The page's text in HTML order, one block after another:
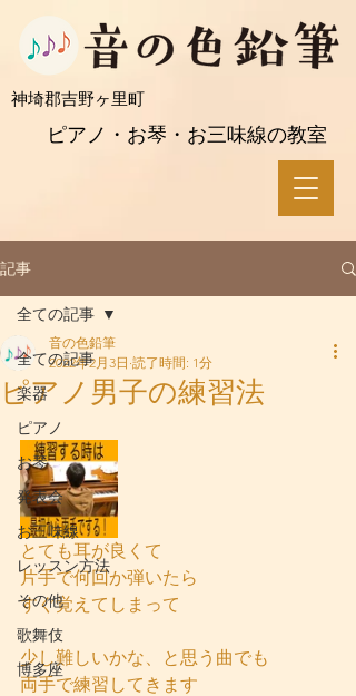
ピアノ・お琴・お三味線の教室
​神埼郡吉野ヶ里町
記事
全ての記事
楽器
ピアノ
お琴
発表会
お三味線
レッスン方法
その他
歌舞伎
博多座
全ての記事
ピアノ男子の練習法
音の色鉛筆
2022年2月3日 読了時間: 1分
とても耳が良くて
片手で何回か弾いたら
すぐ覚えてしまって
少し難しいかな、と思う曲でも
両手で練習してきます